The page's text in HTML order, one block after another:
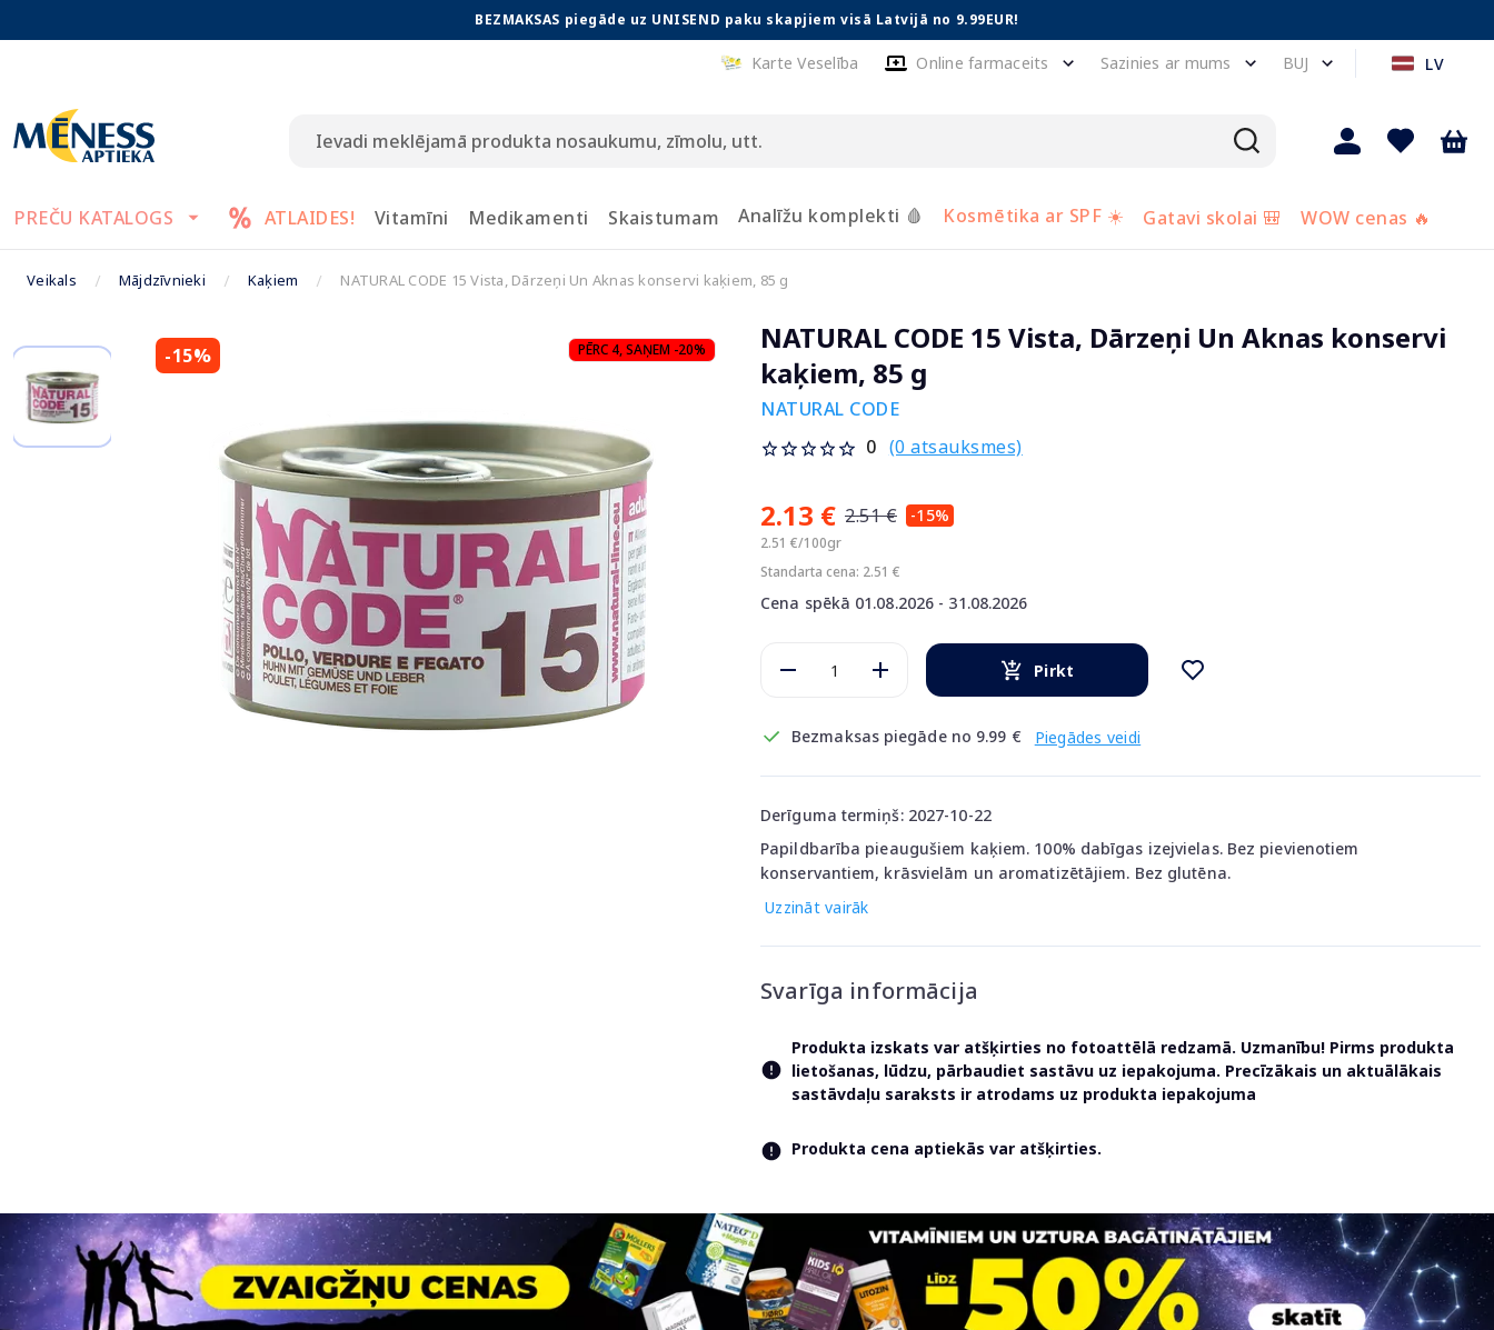
BEZMAKSAS piegāde uz UNISEND paku skapjiem visā Latvijā no 9.99EUR!
Karte Veselība Online farmaceits Sazinies ar mums BUJ LV
PREČU KATALOGS ATLAIDES! Vitamīni Medikamenti Skaistumam Analīžu komplekti 🩸 Kosmētika ar SPF ☀️ Gatavi skolai 🎒 WOW cenas 🔥
Veikals Mājdzīvnieki Kaķiem NATURAL CODE 15 Vista, Dārzeņi Un Aknas konservi kaķiem, 85 g
-15% PĒRC 4, SAŅEM -20%
NATURAL CODE 15 Vista, Dārzeņi Un Aknas konservi
kaķiem, 85 g
NATURAL CODE
0 (0 atsauksmes)
2.13 € 2.51 € -15%
2.51 €/100gr
Standarta cena: 2.51 €
Cena spēkā 01.08.2026 - 31.08.2026
Pirkt
Bezmaksas piegāde no 9.99 € Piegādes veidi
Derīguma termiņš: 2027-10-22
Papildbarība pieaugušiem kaķiem. 100% dabīgas izejvielas. Bez pievienotiem
konservantiem, krāsvielām un aromatizētājiem. Bez glutēna.
Uzzināt vairāk
Svarīga informācija
Produkta izskats var atšķirties no fotoattēlā redzamā. Uzmanību! Pirms produkta
lietošanas, lūdzu, pārbaudiet sastāvu uz iepakojuma. Precīzākais un aktuālākais
sastāvdaļu saraksts ir atrodams uz produkta iepakojuma
Produkta cena aptiekās var atšķirties.